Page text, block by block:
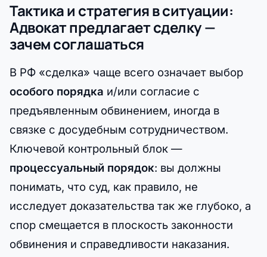
Тактика и стратегия в ситуации:
Адвокат предлагает сделку —
зачем соглашаться
В РФ «сделка» чаще всего означает выбор
особого порядка и/или согласие с
предъявленным обвинением, иногда в
связке с досудебным сотрудничеством.
Ключевой контрольный блок —
процессуальный порядок: вы должны
понимать, что суд, как правило, не
исследует доказательства так же глубоко, а
спор смещается в плоскость законности
обвинения и справедливости наказания.